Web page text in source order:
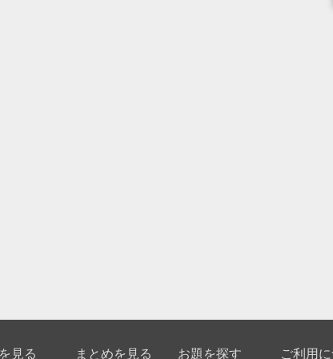
見る まとめを見る お題を探す ご利用